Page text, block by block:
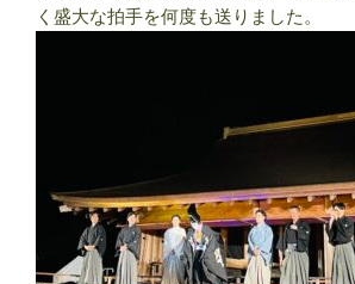
く盛大な拍手を何度も送りました。